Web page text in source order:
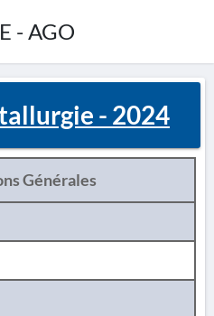
- AGO
- 2024
Générales